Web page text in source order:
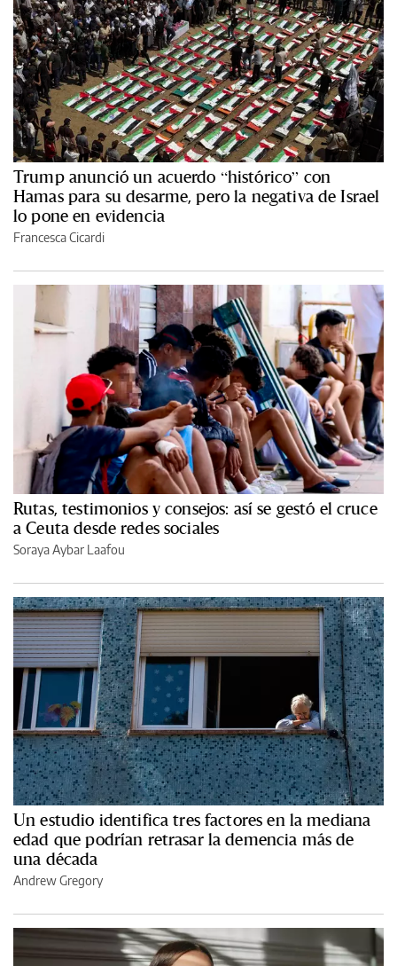
Trump anunció un acuerdo “histórico” con
Hamas para su desarme, pero la negativa de Israel
lo pone en evidencia
Francesca Cicardi
Rutas, testimonios y consejos: así se gestó el cruce
a Ceuta desde redes sociales
Soraya Aybar Laafou
Un estudio identifica tres factores en la mediana
edad que podrían retrasar la demencia más de
una década
Andrew Gregory